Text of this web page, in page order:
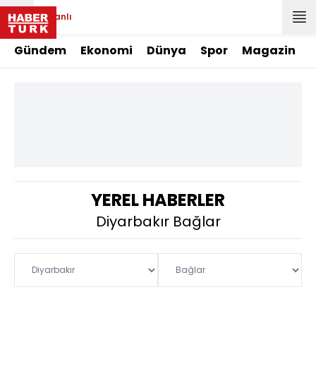
Canlı
Gündem Ekonomi Dünya Spor Magazin
YEREL HABERLER
Diyarbakır Bağlar